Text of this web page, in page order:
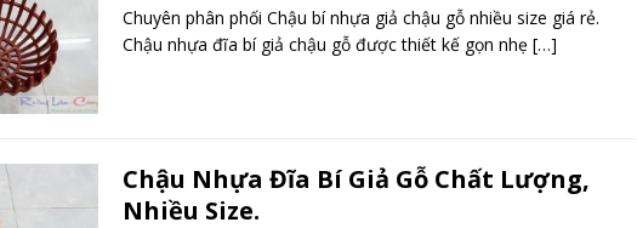
Chuyên phân phối Chậu bí nhựa giả chậu gỗ nhiều size giá rẻ.
Chậu nhựa đĩa bí giả chậu gỗ được thiết kế gọn nhẹ […]
Chậu Nhựa Đĩa Bí Giả Gỗ Chất Lượng,
Nhiều Size.